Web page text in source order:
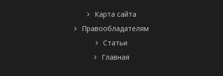
Карта сайта
Правообладателям
Статьи
Главная